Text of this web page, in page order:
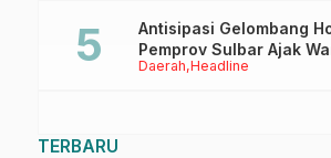
Daerah Headline
Antisipasi Gelombang
Pemprov Sulbar Ajak
Ruang Digital
TERBARU